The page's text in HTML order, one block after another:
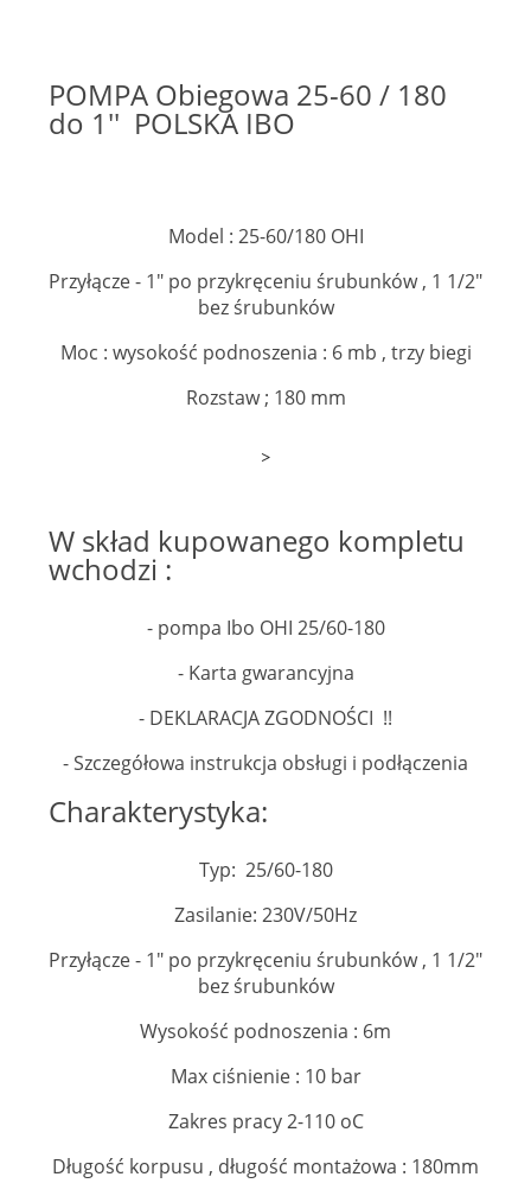
POMPA Obiegowa 25-60 / 180
do 1'' POLSKA IBO
Model : 25-60/180 OHI
Przyłącze - 1" po przykręceniu śrubunków , 1 1/2"
bez śrubunków
Moc : wysokość podnoszenia : 6 mb , trzy biegi
Rozstaw ; 180 mm
>
W skład kupowanego kompletu
wchodzi :
- pompa Ibo OHI 25/60-180
- Karta gwarancyjna
- DEKLARACJA ZGODNOŚCI !!
- Szczegółowa instrukcja obsługi i podłączenia
Charakterystyka:
Typ: 25/60-180
Zasilanie: 230V/50Hz
Przyłącze - 1" po przykręceniu śrubunków , 1 1/2"
bez śrubunków
Wysokość podnoszenia : 6m
Max ciśnienie : 10 bar
Zakres pracy 2-110 oC
Długość korpusu , długość montażowa : 180mm